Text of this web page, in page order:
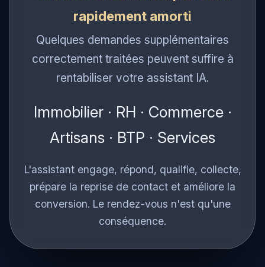
Votre investissement peut être
rapidement amorti
Quelques demandes supplémentaires
correctement traitées peuvent suffire à
Immobilier · RH · Commerce ·
L'assistant engage, répond, qualifie, collecte,
prépare la reprise de contact et améliore la
conversion. Le rendez-vous n'est qu'une